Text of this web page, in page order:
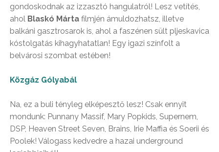
gondoskodnak az izzasztó hangulatról! Lesz vetítés,
ahol Blaskó Márta filmjén ámuldozhatsz, illetve
balkáni gasztrosarok is, ahol a faszénen sült pljeskavica
kóstolgatás kihagyhatatlan! Egy igazi színfolt a
belvárosi szombat estében!
Közgáz Gólyabál
Na, ez a buli tényleg elképesztő lesz! Csak ennyit
mondunk: Punnany Massif, Mary Popkids, Supernem,
DSP, Heaven Street Seven, Brains, Irie Maffia és Soerii és
Poolek! Válogass kedvedre a hazai underground